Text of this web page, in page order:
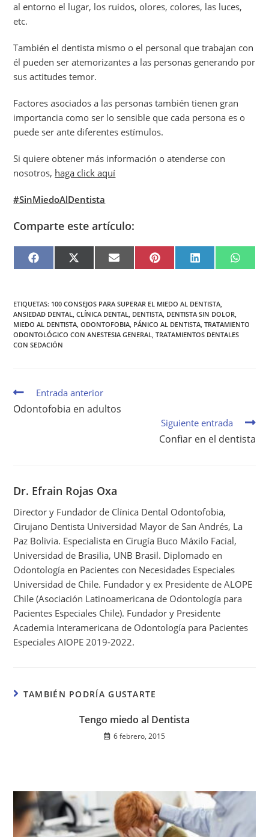
al entorno el lugar, los ruidos, olores, colores, las luces,
etc.
También el dentista mismo o el personal que trabajan con
él pueden ser atemorizantes a las personas generando por
sus actitudes temor.
Factores asociados a las personas también tienen gran
importancia como ser lo sensible que cada persona es o
puede ser ante diferentes estímulos.
Si quiere obtener más información o atenderse con
nosotros, haga click aquí
#SinMiedoAlDentista
Comparte este artículo:
F
A
O
K
X
(
T
E
R
)
E
M
P
I
E
S
T
L
I
I
N
W
H
ETIQUETAS: 100 CONSEJOS PARA SUPERAR EL MIEDO AL DENTISTA,
ANSIEDAD DENTAL, CLÍNICA DENTAL, DENTISTA, DENTISTA SIN DOLOR,
MIEDO AL DENTISTA, ODONTOFOBIA, PÁNICO AL DENTISTA, TRATAMIENTO
ODONTOLÓGICO CON ANESTESIA GENERAL, TRATAMIENTOS DENTALES
CON SEDACIÓN
Entrada anterior
Odontofobia en adultos
Siguiente entrada
Confiar en el dentista
Dr. Efrain Rojas Oxa
Director y Fundador de Clínica Dental Odontofobia,
Cirujano Dentista Universidad Mayor de San Andrés, La
Paz Bolivia. Especialista en Cirugía Buco Máxilo Facial,
Universidad de Brasilia, UNB Brasil. Diplomado en
Odontología en Pacientes con Necesidades Especiales
Universidad de Chile. Fundador y ex Presidente de ALOPE
Chile (Asociación Latinoamericana de Odontología para
Pacientes Especiales Chile). Fundador y Presidente
Academia Interamericana de Odontología para Pacientes
Especiales AIOPE 2019-2022.
TAMBIÉN PODRÍA GUSTARTE
Tengo miedo al Dentista
6 febrero, 2015